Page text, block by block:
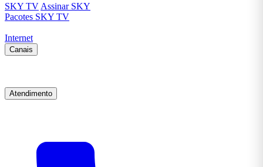
SKY TV Assinar SKY
Pacotes SKY TV
Internet
Canais
Atendimento